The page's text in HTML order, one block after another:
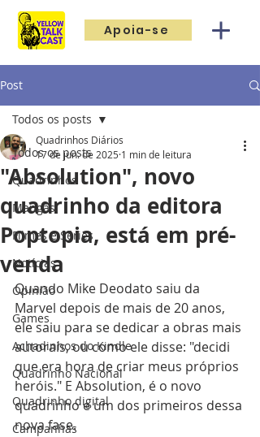
Apoia-se
Post
Todos os posts
Quadrinhos
Mangás
Filmes e Séries
Notícias
Opinião
Games
Achadinhos do Kindle
Quadrinho Nacional
Quadrinho digital
Campanhas
Todos os posts
"Absolution", novo
quadrinho da editora
Poptopia, está em pré-
venda
Quadrinhos Diários
17 de jun. de 2025 1 min de leitura
Quando Mike Deodato saiu da
Marvel depois de mais de 20 anos,
ele saiu para se dedicar a obras mais
autorais, ou como ele disse: "decidi
que era hora de criar meus próprios
heróis." E Absolution, é o novo
quadrinho e um dos primeiros dessa
nova fase.